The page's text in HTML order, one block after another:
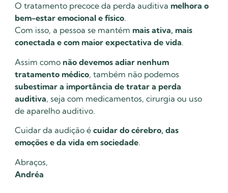
O tratamento precoce da perda auditiva melhora o
bem-estar emocional e físico.
Com isso, a pessoa se mantém mais ativa, mais
conectada e com maior expectativa de vida.
Assim como não devemos adiar nenhum
tratamento médico, também não podemos
subestimar a importância de tratar a perda
auditiva, seja com medicamentos, cirurgia ou uso
de aparelho auditivo.
Cuidar da audição écuidar do cérebro, das
emoções e da vida em sociedade.
Abraços,
Andréa